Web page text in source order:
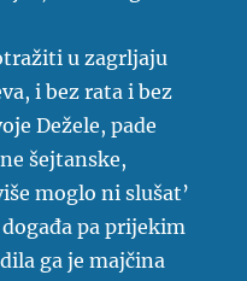
u zagrljaju
i bez rata i bez
Dežele, pade
šejtanske,
moglo ni slušat’
pa prijekim
ga je majčina